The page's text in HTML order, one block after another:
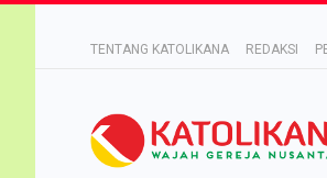
TENTANG KATOLIKANA
REDAKSI